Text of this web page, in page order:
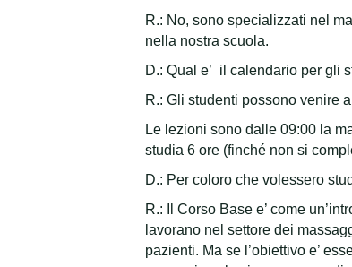
R.: No, sono specializzati nel
nella nostra scuola.
D.: Qual e’ il calendario per gli
R.: Gli studenti possono venire
Le lezioni sono dalle 09:00 la
studia 6 ore (finché non si
D.: Per coloro che volessero
R.: Il Corso Base e’ come
lavorano nel settore dei
pazienti. Ma se l’obiettivo e’